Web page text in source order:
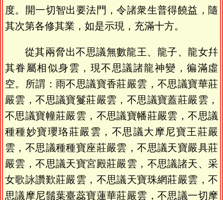
度。開一切智出要法門，令諸衆生普得饒益，隨
其次第各修其業，如是示現，充滿十方。
從其兩脅出不思議無數龍王、龍子、龍女幷
其眷屬相似身雲，現不思議諸龍神變，徧滿虛
空。所謂：雨不思議寶香莊嚴雲，不思議寶華莊
嚴雲，不思議寶鬘莊嚴雲，不思議寶蓋莊嚴雲，
不思議寶幢莊嚴雲，不思議寶幡莊嚴雲，不思議
種種妙寶瓔珞莊嚴雲，不思議大摩尼寶王莊嚴
雲，不思議種種寶座莊嚴雲，不思議天寶嚴具莊
嚴雲，不思議天寶宮殿莊嚴雲，不思議諸天、采
女歌詠讚歎莊嚴雲，不思議天寶珠網莊嚴雲，不
思議摩尼鬚葉臺蕊寶蓮華莊嚴雲，不思議一切摩